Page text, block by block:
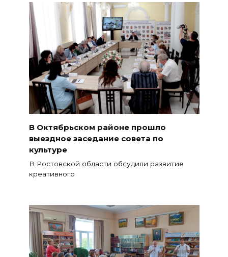
В Октябрьском районе прошло
выездное заседание совета по
культуре
В Ростовской области обсудили развитие
креативного